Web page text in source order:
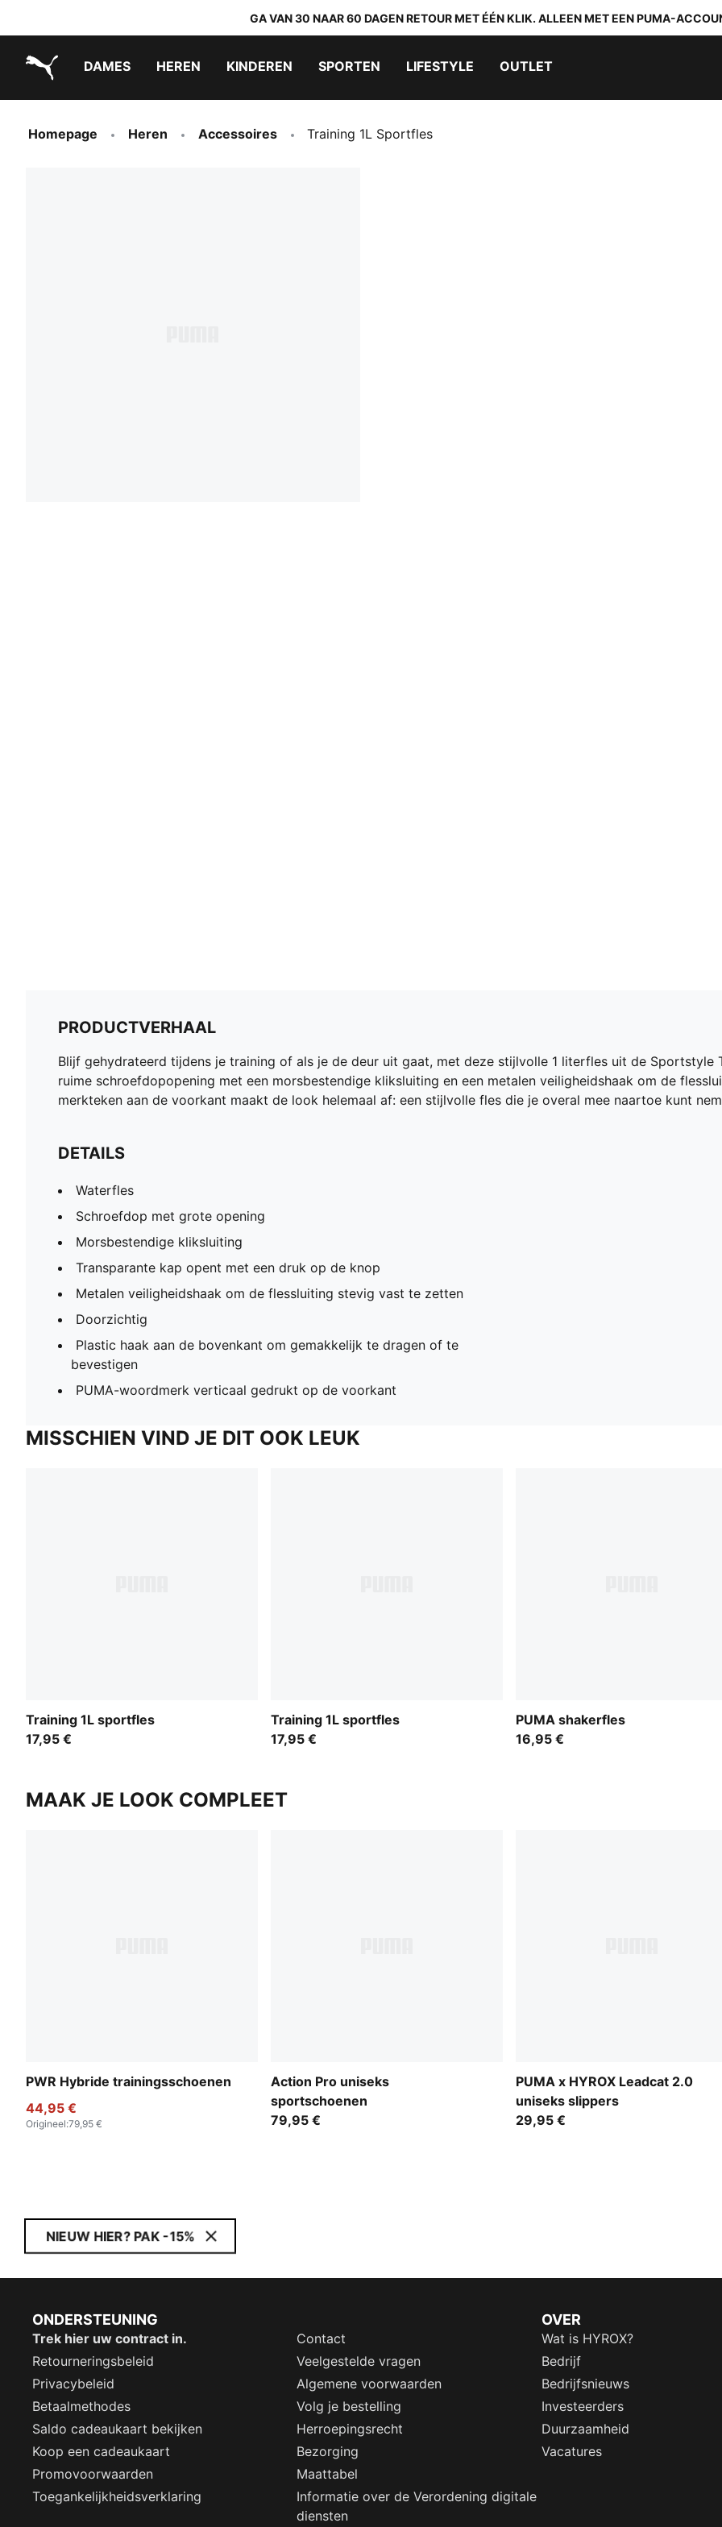
GA VAN 30 NAAR 60 DAGEN RETOUR MET ÉÉN KLIK. ALLEEN MET EEN PUMA-
DAMES HEREN KINDEREN SPORTEN LIFESTYLE OUTLET
Homepage Heren Accessoires Training 1L Sportfles
PRODUCTVERHAAL
Blijf gehydrateerd tijdens je training of als je de deur uit gaat, met deze stijlvolle 1 literfles uit de Sportstyle
ruime schroefdopopening met een morsbestendige kliksluiting en een metalen veiligheidshaak om de
merkteken aan de voorkant maakt de look helemaal af: een stijlvolle fles die je overal mee naartoe kunt
DETAILS
Waterfles
Schroefdop met grote opening
Morsbestendige kliksluiting
Transparante kap opent met een druk op de knop
Metalen veiligheidshaak om de flessluiting stevig vast te zetten
Doorzichtig
Plastic haak aan de bovenkant om gemakkelijk te dragen of te
bevestigen
PUMA-woordmerk verticaal gedrukt op de voorkant
MISSCHIEN VIND JE DIT OOK LEUK
Training 1L sportfles
17,95 €
Training 1L sportfles
17,95 €
PUMA shakerfles
16,95 €
MAAK JE LOOK COMPLEET
PWR Hybride trainingsschoenen
44,95 €
Origineel:79,95 €
Action Pro uniseks
sportschoenen
79,95 €
PUMA x HYROX Leadcat 2.0
uniseks slippers
29,95 €
NIEUW HIER? PAK -15%
ONDERSTEUNING
Trek hier uw contract in.
Contact
Retourneringsbeleid
Veelgestelde vragen
Privacybeleid
Algemene voorwaarden
Betaalmethodes
Volg je bestelling
Saldo cadeaukaart bekijken
Herroepingsrecht
Koop een cadeaukaart
Bezorging
Promovoorwaarden
Maattabel
Toegankelijkheidsverklaring
Informatie over de Verordening digitale
diensten
OVER
Wat is HYROX?
Bedrijf
Bedrijfsnieuws
Investeerders
Duurzaamheid
Vacatures